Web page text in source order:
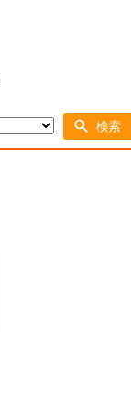
検索